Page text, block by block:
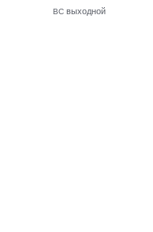
ВС выходной